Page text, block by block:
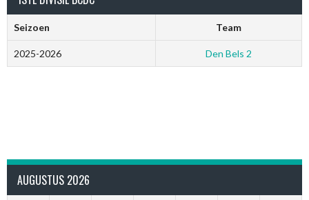
Seizoen Team
2025-2026 Den Bels 2
AUGUSTUS 2026